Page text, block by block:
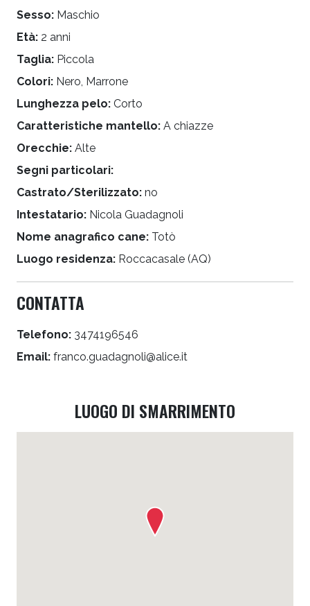
Sesso: Maschio
Età: 2 anni
Taglia: Piccola
Colori: Nero, Marrone
Lunghezza pelo: Corto
Caratteristiche mantello: A chiazze
Orecchie: Alte
Segni particolari:
Castrato/Sterilizzato: no
Intestatario: Nicola Guadagnoli
Nome anagrafico cane: Totò
Luogo residenza: Roccacasale (AQ)
CONTATTA
Telefono: 3474196546
Email: franco.guadagnoli@alice.it
LUOGO DI SMARRIMENTO